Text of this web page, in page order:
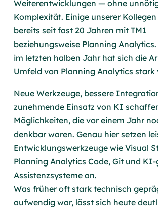
Weiterentwicklungen — ohne
Komplexität. Einige unserer
bereits seit fast 20 Jahren mit TM1
beziehungsweise Planning
im letzten halben Jahr hat sich die
Umfeld von Planning Analytics stark
Neue Werkzeuge, bessere
zunehmende Einsatz von KI
Möglichkeiten, die vor einem Jahr
denkbar waren. Genau hier setzen
Entwicklungswerkzeuge wie Visual
Planning Analytics Code, Git und
Assistenzsysteme an.
Was früher oft stark technisch
aufwendig war, lässt sich heute